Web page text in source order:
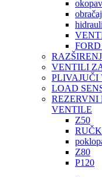
FORD
VENTILI
LOAD
REZERVNI
VENTILE
Z50
Z80
P120